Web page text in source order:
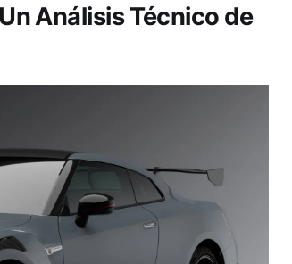
Análisis Técnico de